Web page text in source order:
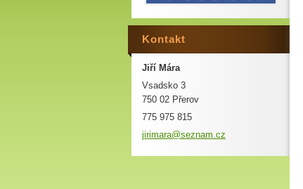
Kontakt
Jiří Mára
Vsadsko 3
750 02 Přerov
775 975 815
jirimara@seznam.cz